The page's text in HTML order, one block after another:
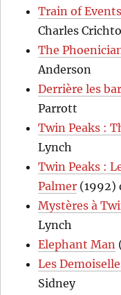
Train of Events
Charles
The
Anderson
Derrière les
Parrott
Twin Peaks :
Lynch
Twin Peaks :
Palmer (1992)
Mystères à
Lynch
Elephant Man
Les
Sidney